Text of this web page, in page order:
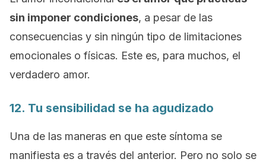
sin imponer condiciones, a pesar de las
consecuencias y sin ningún tipo de limitaciones
emocionales o físicas. Este es, para muchos, el
verdadero amor.
12. Tu sensibilidad se ha agudizado
Una de las maneras en que este síntoma se
manifiesta es a través del anterior. Pero no solo se